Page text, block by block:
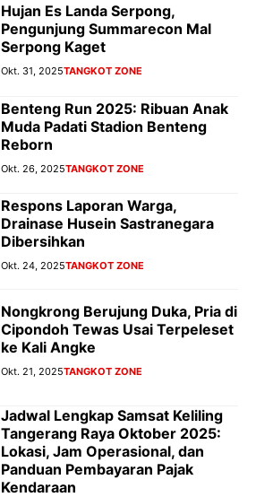
Hujan Es Landa Serpong,
Pengunjung Summarecon Mal
Serpong Kaget
Okt. 31, 2025TANGKOT ZONE
Benteng Run 2025: Ribuan Anak
Muda Padati Stadion Benteng
Reborn
Okt. 26, 2025TANGKOT ZONE
Respons Laporan Warga,
Drainase Husein Sastranegara
Dibersihkan
Okt. 24, 2025TANGKOT ZONE
Nongkrong Berujung Duka, Pria di
Cipondoh Tewas Usai Terpeleset
ke Kali Angke
Okt. 21, 2025TANGKOT ZONE
Jadwal Lengkap Samsat Keliling
Tangerang Raya Oktober 2025:
Lokasi, Jam Operasional, dan
Panduan Pembayaran Pajak
Kendaraan